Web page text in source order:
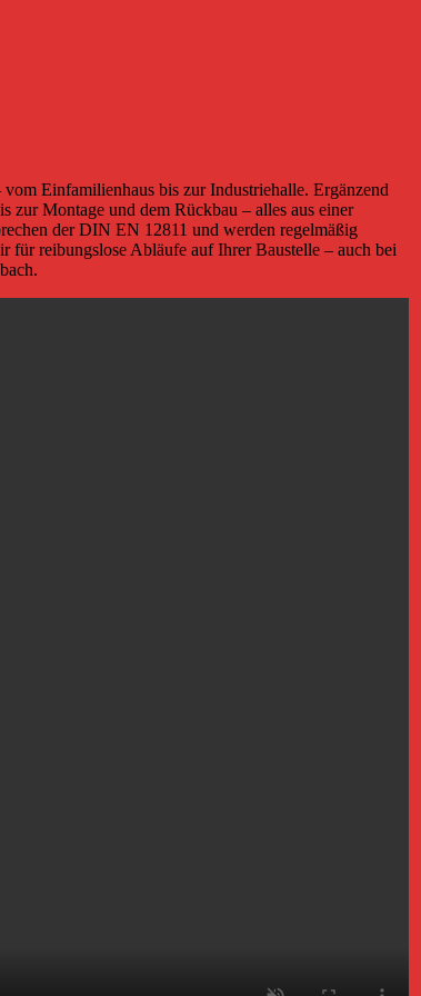
Einfamilienhaus bis zur Industriehalle. Ergänzend
zur Montage und dem Rückbau – alles aus einer
der DIN EN 12811 und werden regelmäßig
für reibungslose Abläufe auf Ihrer Baustelle – auch bei